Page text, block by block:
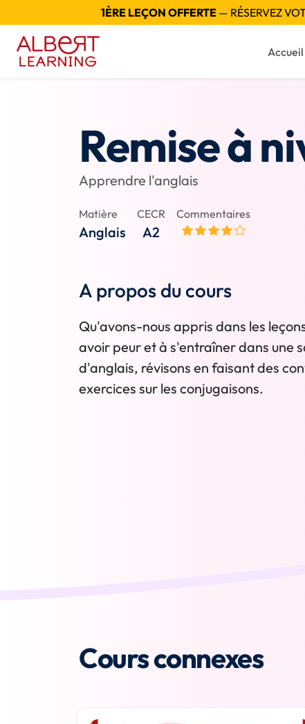
1ÈRE LEÇON OFFERTE— RÉSERVEZ
Accueil
Remise à
Apprendre l'anglais
Matière
Anglais
CECR
A2
Commentaires
A propos du cours
Qu'avons-nous appris dans les
avoir peur et à s'entraîner dans une
d'anglais, révisons en faisant des
exercices sur les conjugaisons.
Cours connexes